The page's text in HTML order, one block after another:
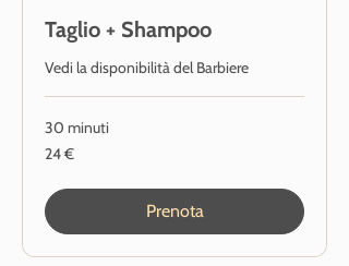
Taglio + Shampoo
Vedi la disponibilità del Barbiere
30 minuti
24
euro
24 €
Prenota